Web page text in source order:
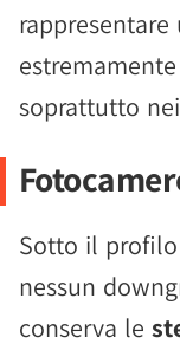
soprattutto
Sotto il
nessun
conserva le